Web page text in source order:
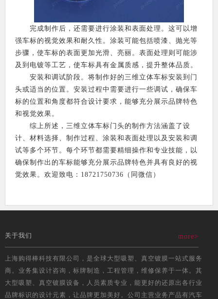
完成制作后，还需要进行涂装和表面处理。这可以增
强车标的视觉效果和耐久性。涂装可能包括喷漆、抛光等
步骤，使车标的表面更加光滑、亮丽。表面处理则可能涉
及到电镀等工艺，使车标具有金属质感，提升整体品质。
安装和调试阶段。将制作好的三维立体车标安装到门
头或适当的位置。安装过程中需要进行一些调试，确保车
标的位置和角度都符合设计要求，能够充分展示品牌特色
和视觉效果。
综上所述，三维立体车标门头的制作方法涵盖了设
计、材料选择、制作过程、涂装和表面处理以及安装和调
试等多个环节。每个环节都需要精细操作和专业技能，以
确保制作出的车标能够充分展示品牌特色并具有良好的视
觉效果。欢迎致电：18721750736（同微信）
关于我们 more>
上海购得棒科技有限公司，是全球大型吸塑、真空镀膜一站式服务
商。业务集设计咨询，标牌制造，工程管理，维修保养于一体。其
大型吸塑、真空镀膜设备，人员素质专业，能更好的还原出各行业
品牌标识的设计元素，让品牌更加美好。公司主营业务产品有汽车